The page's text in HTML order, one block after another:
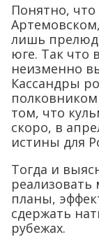
Понятно,
лишь
юге. Так что
неизменно
Кассандры
том, что
скоро, в
истины для
Тогда и
планы,
сдержать
рубежах.